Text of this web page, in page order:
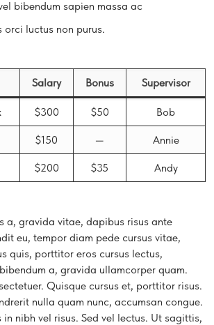
bibendum sapien massa ac
orci luctus non purus.
Salary Bonus Supervisor
$300 $50 Bob
$150 — Annie
$200 $35 Andy
a, gravida vitae, dapibus risus ante
eu, tempor diam pede cursus vitae,
quis, porttitor eros cursus lectus,
a, gravida ullamcorper quam.
Quisque cursus et, porttitor risus.
nulla quam nunc, accumsan congue.
in nibh vel risus. Sed vel lectus. Ut sagittis,